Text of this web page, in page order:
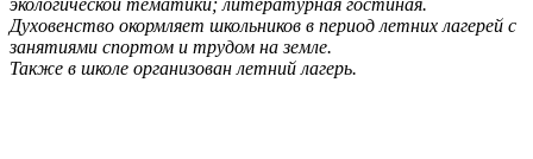
Духовенство окормляет школьников в период летних лагерей с
занятиями спортом и трудом на земле.
Также в школе организован летний лагерь.